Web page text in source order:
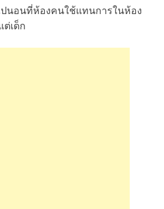
นอนที่ห้องคนใช้แทนการในห้อง
ต่เด็ก